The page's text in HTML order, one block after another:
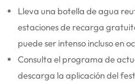
Lleva una botella de agua
estaciones de recarga
puede ser intenso incluso en
Consulta el programa de
descarga la aplicación del